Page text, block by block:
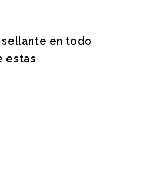
en todo
estas